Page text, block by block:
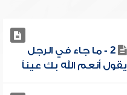
2 - ما جاء في الرجل
يقول أنعم الله بك عيناً